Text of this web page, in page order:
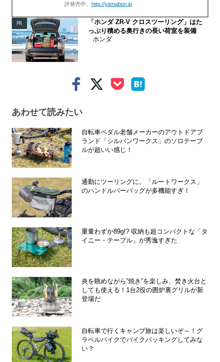
評発売中。 http://yamabon.jp
PR
「ホンダ ZR-V クロスツーリング」はた
っぷり積める奥行きの長い荷室を装備
ホンダ
あわせて読みたい
自転車ペダル老舗メーカーのアウトドアブ
ランド「シルバンワークス」のソロテーブ
ルが超いい感じ！
通勤にツーリングに。「ルートワークス」
のハンドルバーバッグが多機能すぎ！
重量わずか89g!? 収納も超コンパクトな「タ
イニー・テーブル」が秀逸すぎた
炎を眺めながら”焼き”を楽しみ、焚き⽕台と
しても使える！1台2役の囲炉裏グリルが新
登場だ
自転車で行くキャンプ旅は楽しいぞ～！グ
ラベルバイクでバイクパッキングしてみな
い？